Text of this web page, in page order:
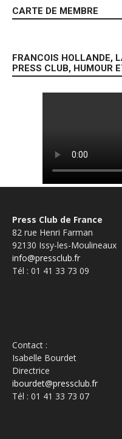
CARTE DE MEMBRE
FRANCOIS HOLLANDE,
PRESS CLUB, HUMOUR
Press Club de France
82 rue Henri Farman
92130 Issy-les-Moulineaux
info@pressclub.fr
Tél : 01 41 33 73 09
Contact :
Isabelle Bourdet
Directrice
ibourdet@pressclub.fr
Tél : 01 41 33 73 07